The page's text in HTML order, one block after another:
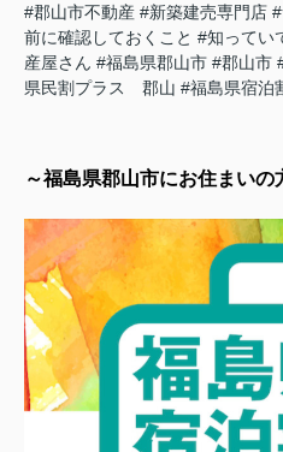
#郡山市不動産 #新築建売専門店
前に確認しておくこと #知ってい
産屋さん #福島県郡山市 #郡山市
県民割プラス 郡山 #福島県宿泊
～福島県郡山市にお住まいの